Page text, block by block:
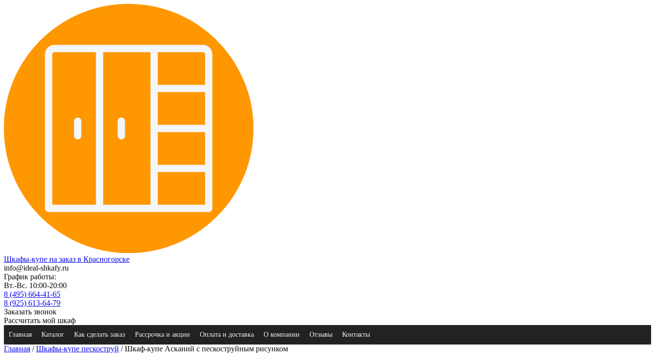
Шкафы-купе на заказ в Красногорске
info@ideal-shkafy.ru
График работы:
Вт.-Вс. 10:00-20:00
8 (495) 664-41-65
8 (925) 613-64-79
Заказать звонок
Рассчитать мой шкаф
Главная Каталог Как сделать заказ Рассрочка и акции Оплата и доставка О компании Отзывы Контакты
Главная /Шкафы-купе пескоструй / Шкаф-купе Асканий с пескоструйным рисунком